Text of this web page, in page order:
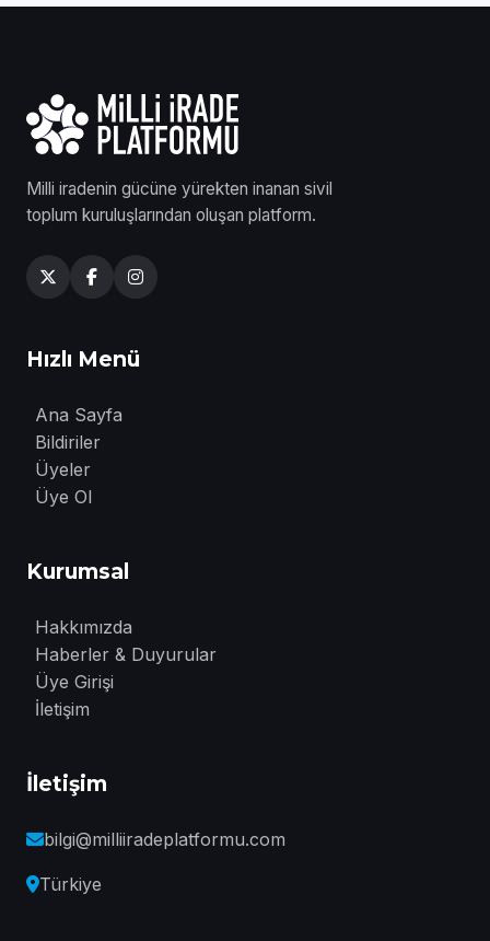
Milli iradenin gücüne yürekten inanan sivil
toplum kuruluşlarından oluşan platform.
Hızlı Menü
Ana Sayfa
Bildiriler
Üyeler
Üye Ol
Kurumsal
Hakkımızda
Haberler & Duyurular
Üye Girişi
İletişim
İletişim
bilgi@milliiradeplatformu.com
Türkiye